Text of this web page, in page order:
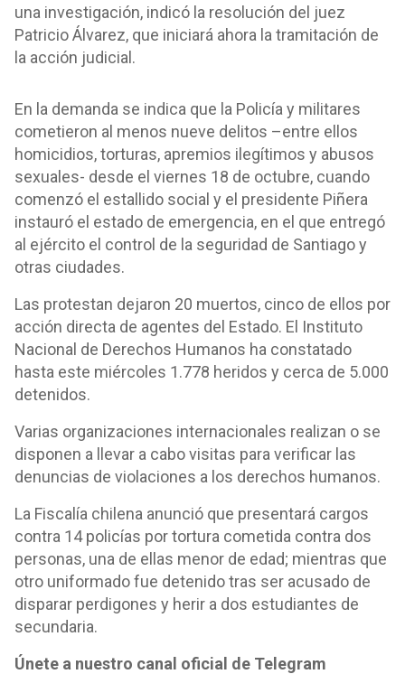
una investigación, indicó la resolución del juez
Patricio Álvarez, que iniciará ahora la tramitación de
la acción judicial.
En la demanda se indica que la Policía y militares
cometieron al menos nueve delitos –entre ellos
homicidios, torturas, apremios ilegítimos y abusos
sexuales- desde el viernes 18 de octubre, cuando
comenzó el estallido social y el presidente Piñera
instauró el estado de emergencia, en el que entregó
al ejército el control de la seguridad de Santiago y
otras ciudades.
Las protestan dejaron 20 muertos, cinco de ellos por
acción directa de agentes del Estado. El Instituto
Nacional de Derechos Humanos ha constatado
hasta este miércoles 1.778 heridos y cerca de 5.000
detenidos.
Varias organizaciones internacionales realizan o se
disponen a llevar a cabo visitas para verificar las
denuncias de violaciones a los derechos humanos.
La Fiscalía chilena anunció que presentará cargos
contra 14 policías por tortura cometida contra dos
personas, una de ellas menor de edad; mientras que
otro uniformado fue detenido tras ser acusado de
disparar perdigones y herir a dos estudiantes de
secundaria.
Únete a nuestro canal oficial de Telegram